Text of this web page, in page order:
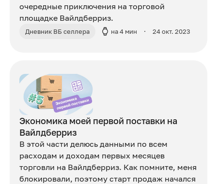
очередные приключения на торговой
площадке Вайлдберриз.
Дневник ВБ селлера на 4 мин 24 окт. 2023
Экономика моей первой поставки на
Вайлдберриз
В этой части делюсь данными по всем
расходам и доходам первых месяцев
торговли на Вайлдберриз. Как помните, меня
блокировали, поэтому старт продаж начался